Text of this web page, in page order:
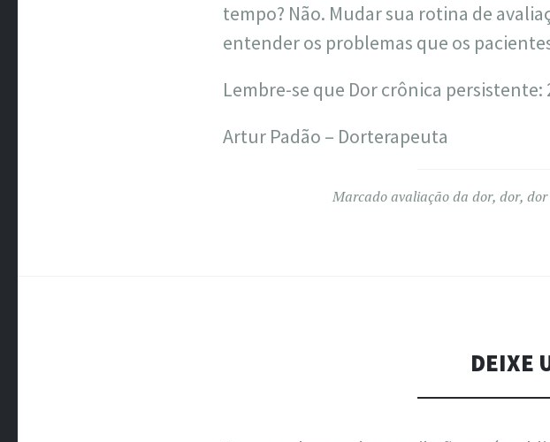
tempo? Não. Mudar sua rotina de
entender os problemas que os
Lembre-se que Dor crônica persistente:
Artur Padão – Dorterapeuta
Marcadoavaliação da dor, dor,
DEIXE